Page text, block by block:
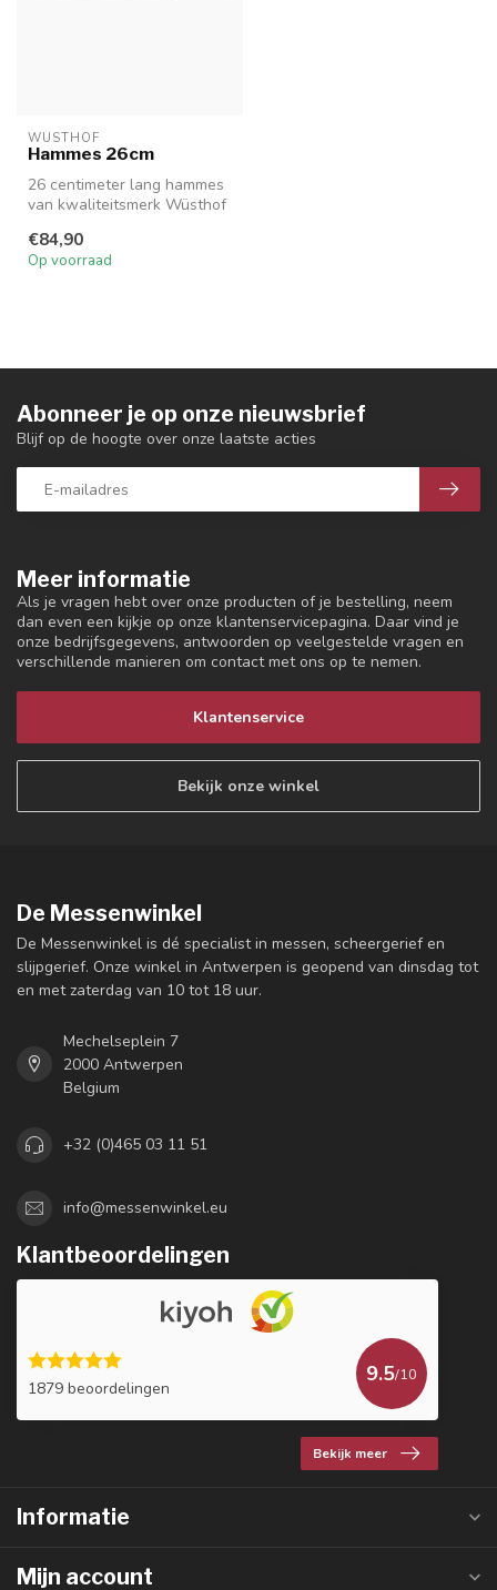
WUSTHOF
Hammes 26cm
26 centimeter lang hammes
van kwaliteitsmerk Wüsthof
€84,90
Op voorraad
Meer informatie
Als je vragen hebt over onze producten of je bestelling, neem
dan even een kijkje op onze klantenservicepagina. Daar vind je
onze bedrijfsgegevens, antwoorden op veelgestelde vragen en
verschillende manieren om contact met ons op te nemen.
Klantenservice
Bekijk onze winkel
Abonneer je op onze nieuwsbrief
Blijf op de hoogte over onze laatste acties
De Messenwinkel
De Messenwinkel is dé specialist in messen, scheergerief en
slijpgerief. Onze winkel in Antwerpen is geopend van dinsdag tot
en met zaterdag van 10 tot 18 uur.
Mechelseplein 7
2000 Antwerpen
Belgium
+32 (0)465 03 11 51
info@messenwinkel.eu
Klantbeoordelingen
1879 beoordelingen
9.5/10
Bekijk meer
Informatie
Mijn account